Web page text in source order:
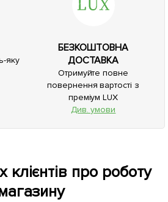
яку
БЕЗКОШТОВНА
ДОСТАВКА
Отримуйте повне
повернення вартості з
преміум LUX
Див. умови
про роботу